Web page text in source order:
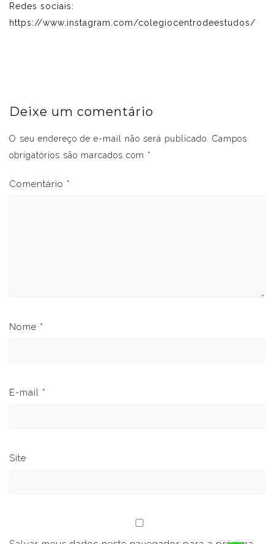
Redes sociais:
https://www.instagram.com/colegiocentrodeestudos/
Deixe um comentário
O seu endereço de e-mail não será publicado.
Campos
obrigatórios são marcados com *
Comentário *
Nome *
E-mail *
Site